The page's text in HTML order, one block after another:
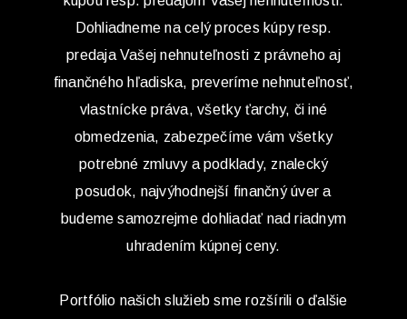
Dohliadneme na celý proces kúpy resp.
predaja Vašej nehnuteľnosti z právneho aj
finančného hľadiska, preveríme nehnuteľnosť,
vlastnícke práva, všetky ťarchy, či iné
obmedzenia, zabezpečíme vám všetky
potrebné zmluvy a podklady, znalecký
posudok, najvýhodnejší finančný úver a
budeme samozrejme dohliadať nad riadnym
uhradením kúpnej ceny.
Portfólio našich služieb sme rozšírili o ďalšie